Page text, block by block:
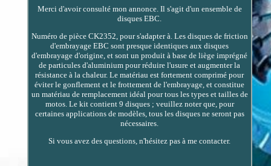
Merci d'avoir consulté mon annonce. Il s'agit d'un ensemble de
disques EBC.
Numéro de pièce CK2352, pour s'adapter à. Les disques de friction
d'embrayage EBC sont presque identiques aux disques
d'embrayage d'origine, et sont un produit à base de liège imprégné
de particules d'aluminium pour réduire l'usure et augmenter la
résistance à la chaleur. Le matériau est fortement comprimé pour
éviter le gonflement et le frottement de l'embrayage, et constitue
un matériau de remplacement idéal pour tous les types et tailles de
motos. Le kit contient 9 disques ; veuillez noter que, pour
certaines applications de modèles, tous les disques ne seront pas
nécessaires.
Si vous avez des questions, n'hésitez pas à me contacter.